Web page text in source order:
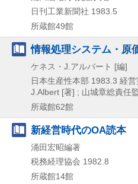
日刊工業新聞社 1983.5
所蔵館49館
情報処理システム・原
ケネス・J.アルバート [編]
日本生産性本部 1983.3 経営
J.Albert [著] ; 山城章総責任
所蔵館62館
新経営時代のOA読本
涌田宏昭編著
税務経理協会 1982.8
所蔵館14館